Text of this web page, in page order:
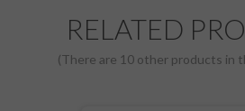
RELATED
(There are 10 other products in